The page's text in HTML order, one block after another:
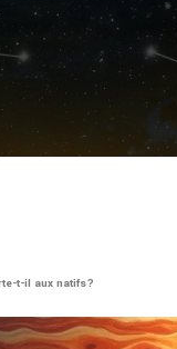
t-il aux natifs?